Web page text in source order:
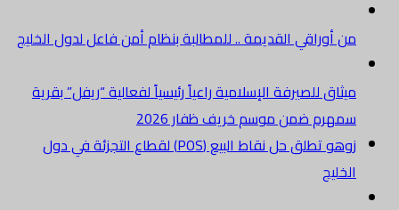
من أوراقي القديمة .. للمطالبة بنظام أمن فاعل لدول الخليج
ميثاق للصيرفة الإسلامية راعياً رئيسياً لفعالية “ريفل” بقرية
سمهرم ضمن موسم خريف ظفار 2026
زوهو تطلق حل نقاط البيع (POS) لقطاع التجزئة في دول
الخليج